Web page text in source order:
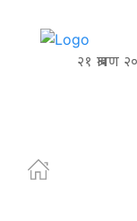
२१ श्रावण